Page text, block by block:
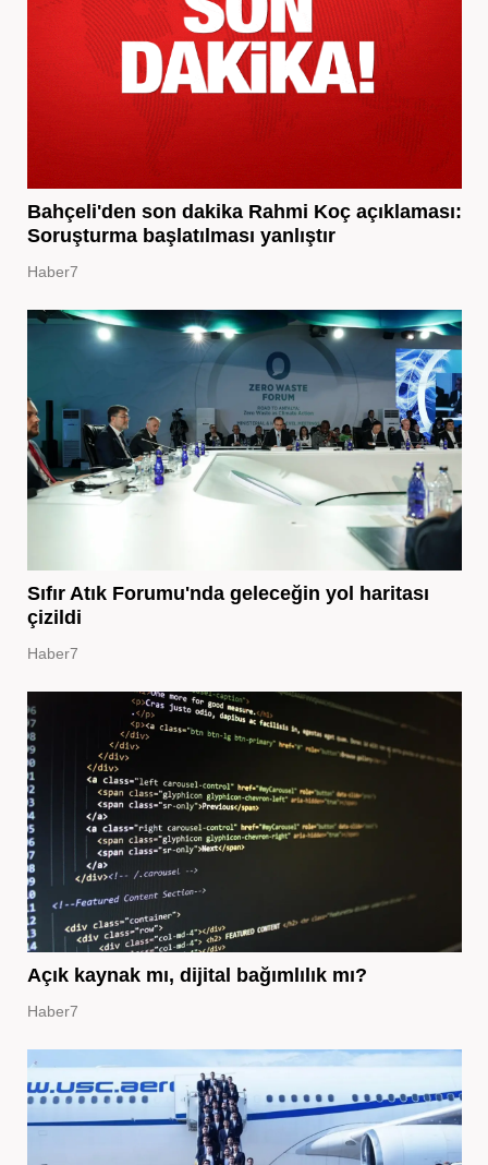
Bahçeli'den son dakika Rahmi Koç açıklaması:
Soruşturma başlatılması yanlıştır
Haber7
Sıfır Atık Forumu'nda geleceğin yol haritası
çizildi
Haber7
Açık kaynak mı, dijital bağımlılık mı?
Haber7